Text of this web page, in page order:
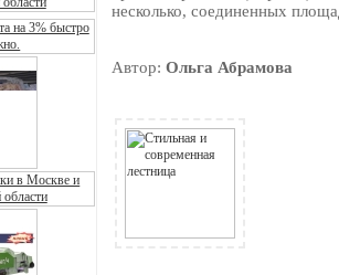
несколько, соединенных
Автор:Ольга Абрамова